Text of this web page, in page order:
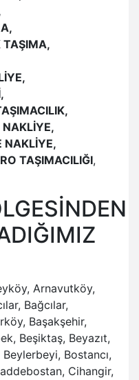
TAŞIMA,
NAKLİYE,
NAKLİYE,
TAŞIMACILIĞI,
Arnavutköy,
Bağcılar,
Başakşehir,
Beşiktaş, Beyazıt,
Bostancı,
Cihangir,